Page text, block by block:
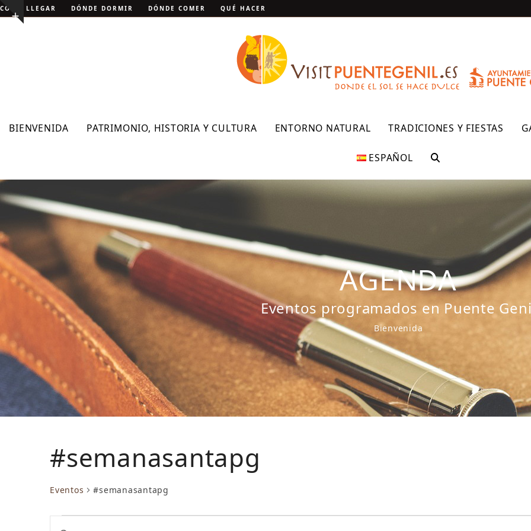
Skip
to Show
CÓMO LLEGAR DÓNDE DORMIR DÓNDE COMER QUÉ HACER
BIENVENIDA PATRIMONIO, HISTORIA Y CULTURA ENTORNO NATURAL TRADICIONES Y FIESTAS
ESPAÑOL
AGENDA
Eventos programados en Puente
Bienvenida
#semanasantapg
Eventos #semanasantapg
N